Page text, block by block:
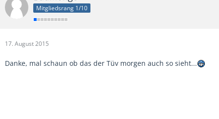
Mitgliedsrang 1/10
17. August 2015
Danke, mal schaun ob das der Tüv morgen auch so sieht...